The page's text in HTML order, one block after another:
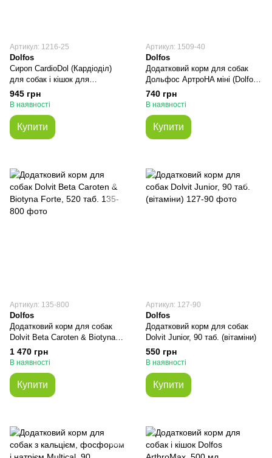
Артикул: 1216-25
Dolfos
Сироп CardioDol (Кардіоділ)
для собак і кішок для
підтримки роботи серця для
собак та котів, 250 мл Dolfos
945 грн
В наявності
Купити
Артикул: 1509-40
Dolfos
Додатковий корм для собак
Дольфос АртроHA міні (Dolfos
ArthroHA mini) 40 таблеток
(хондропротектор)
740 грн
В наявності
Купити
Артикул: 135-800
Dolfos
Додатковий корм для собак
Dolvit Beta Caroten & Biotyna
Forte, 520 таб.
1 470 грн
В наявності
Купити
Артикул: 127-90
Dolfos
Додатковий корм для собак
Dolvit Junior, 90 таб. (вітаміни)
550 грн
В наявності
Купити